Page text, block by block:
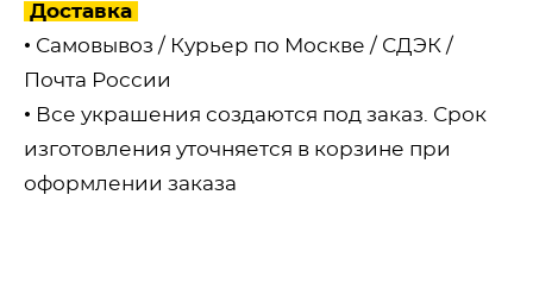
Доставка
• Самовывоз / Курьер по Москве / СДЭК /
Почта России
• Все украшения создаются под заказ. Срок
изготовления уточняется в корзине при
оформлении заказа